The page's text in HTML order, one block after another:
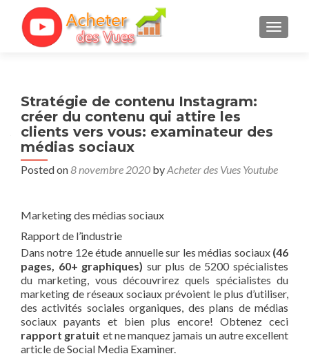
Stratégie de contenu Instagram:
créer du contenu qui attire les
clients vers vous: examinateur des
médias sociaux
Posted on8 novembre 2020 byAcheter des Vues Youtube
Marketing des médias sociaux
Rapport de l’industrie
Dans notre 12e étude annuelle sur les médias sociaux (46
pages, 60+ graphiques) sur plus de 5200 spécialistes
du marketing, vous découvrirez quels spécialistes du
marketing de réseaux sociaux prévoient le plus d’utiliser,
des activités sociales organiques, des plans de médias
sociaux payants et bien plus encore! Obtenez ceci
rapport gratuit et ne manquez jamais un autre excellent
article de Social Media Examiner.